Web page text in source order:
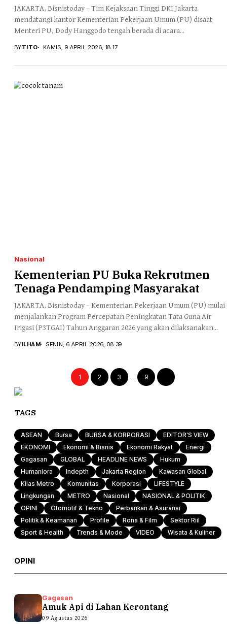
JAKARTA, Bisnistoday – Tim Kejaksaan Tinggi DKI Jakarta
mendatangi kantor Kementerian Pekerjaan Umum (PU) disaat
Menteri PU, Dody Hanggodo tengah berada di acara...
BYTITO KAMIS, 9 APRIL 2026, 18:17
Nasional
Kementerian PU Buka Rekrutmen
Tenaga Pendamping Masyarakat
JAKARTA, Bisnistoday – Kementerian Pekerjaan Umum (PU) mulai
menjalankan Program Percepatan Peningkatan Tata Guna Air
Irigasi (P3TGAI) Tahun Anggaran 2026 yang akan dilaksanakan...
BYILHAM SENIN, 6 APRIL 2026, 08:39
1 2 3 … 9
TAGS
ASEAN Bursa BURSA & KORPORASI
EDITOR'S VIEW
EKONOMI
Ekonomi & Bisnis Ekonomi Rakyat
Energi
Gagasan
GLOBAL HEADLINE NEWS
Hukum
Humaniora
Indepth Jakarta Region
Kawasan Global
Kilas Metro
Komunitas Korporasi
LIFESTYLE
Lingkungan
METRO Nasional
NASIONAL & POLITIK
OPINI
Otomotif & Tekno
Perbankan & Asuransi
Politik & Keamanan
Profile Rona & Film
Sektor Riil
Sport & Health
Trends & Mode VIDEO Wisata & Kuliner
OPINI
Gagasan
Amuk Api di Lahan Kerontang
09 Agustus 2026